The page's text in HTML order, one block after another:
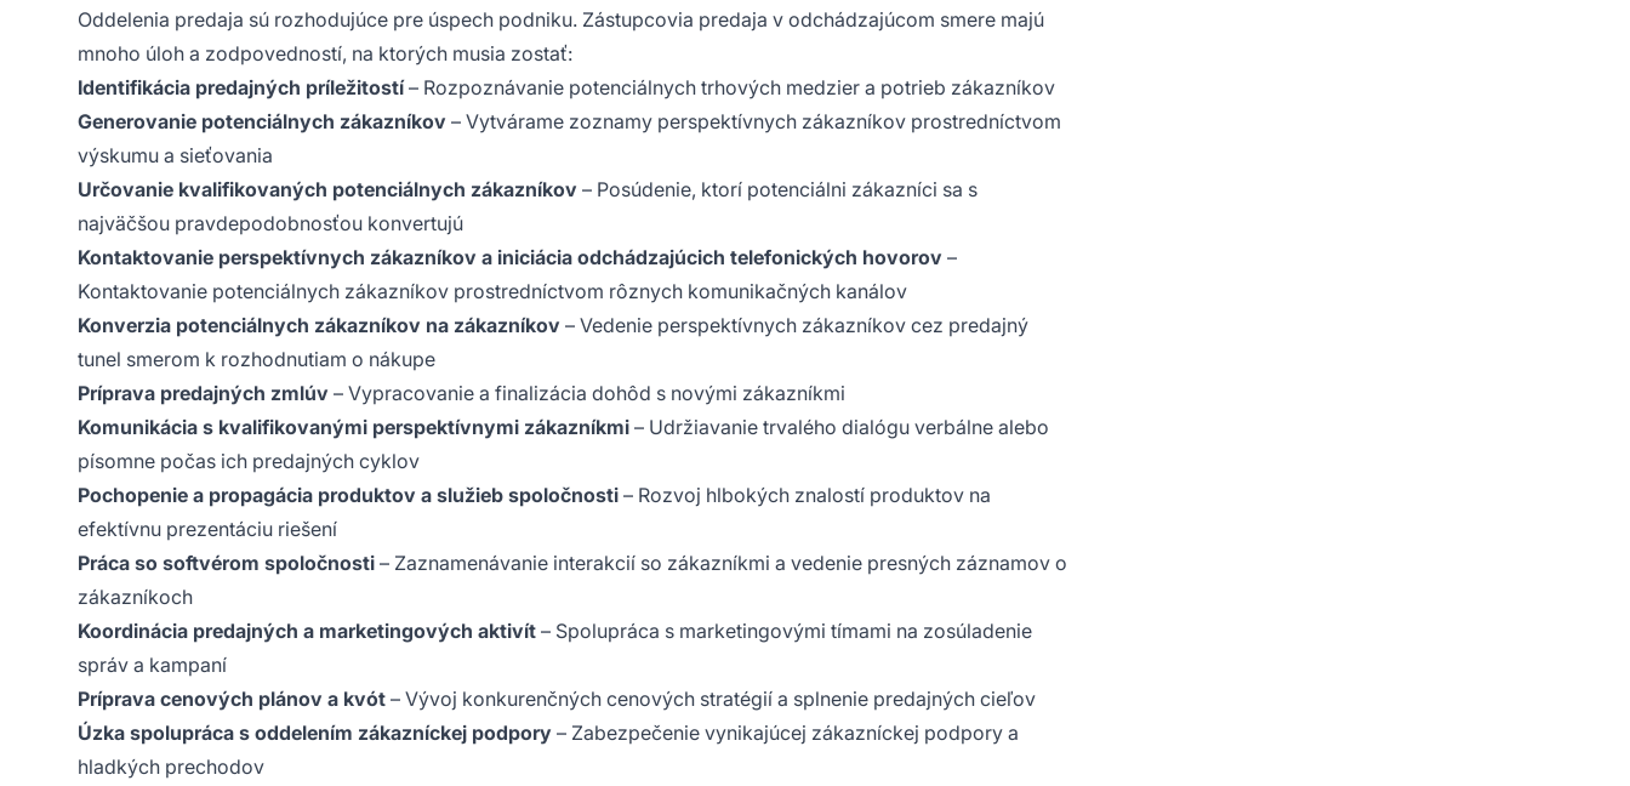
Oddelenia predaja sú rozhodujúce pre úspech podniku. Zástupcovia predaja v odchádzajúcom smere majú
mnoho úloh a zodpovedností, na ktorých musia zostať:
Identifikácia predajných príležitostí– Rozpoznávanie potenciálnych trhových medzier a potrieb zákazníkov
Generovanie potenciálnych zákazníkov – Vytvárame zoznamy perspektívnych zákazníkov prostredníctvom
výskumu a sieťovania
Určovanie kvalifikovaných potenciálnych zákazníkov – Posúdenie, ktorí potenciálni zákazníci sa s
najväčšou pravdepodobnosťou konvertujú
Kontaktovanie perspektívnych zákazníkov a iniciácia odchádzajúcich telefonických hovorov –
Kontaktovanie potenciálnych zákazníkov prostredníctvom rôznych komunikačných kanálov
Konverzia potenciálnych zákazníkov na zákazníkov – Vedenie perspektívnych zákazníkov cez predajný
tunel smerom k rozhodnutiam o nákupe
Príprava predajných zmlúv – Vypracovanie a finalizácia dohôd s novými zákazníkmi
Komunikácia s kvalifikovanými perspektívnymi zákazníkmi – Udržiavanie trvalého dialógu verbálne alebo
písomne počas ich predajných cyklov
Pochopenie a propagácia produktov a služieb spoločnosti – Rozvoj hlbokých znalostí produktov na
efektívnu prezentáciu riešení
Práca so softvérom spoločnosti – Zaznamenávanie interakcií so zákazníkmi a vedenie presných záznamov o
zákazníkoch
Koordinácia predajných a marketingových aktivít – Spolupráca s marketingovými tímami na zosúladenie
správ a kampaní
Príprava cenových plánov a kvót – Vývoj konkurenčných cenových stratégií a splnenie predajných cieľov
Úzka spolupráca s oddelením zákazníckej podpory – Zabezpečenie vynikajúcej zákazníckej podpory a
hladkých prechodov